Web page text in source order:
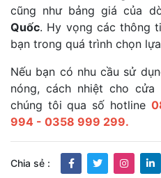
cũng như bảng giá của
Quốc. Hy vọng các thông
bạn trong quá trình chọn
Nếu bạn có nhu cầu sử
nóng, cách nhiệt cho
chúng tôi qua số hotline
994 - 0358 999 299.
Chia sẻ :